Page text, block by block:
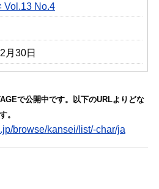
Vol.13 No.4
月30日
で公開中です。以下のURLよりどな
。
browse/kansei/list/-char/ja